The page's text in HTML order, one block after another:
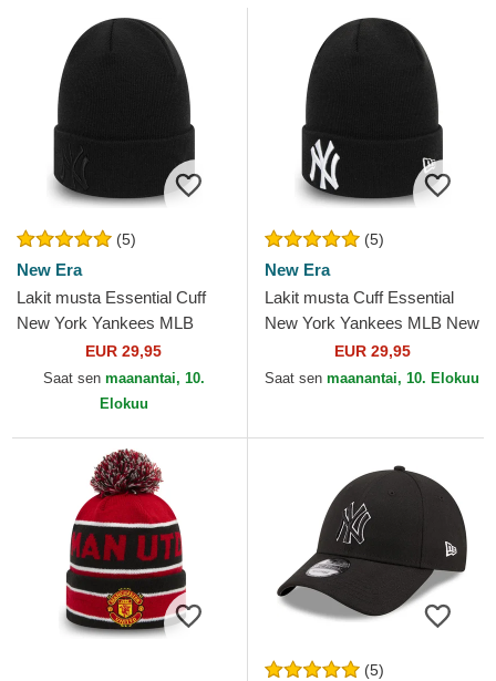
(5)
New Era
Lakit musta Essential Cuff
New York Yankees MLB
EUR 29,95
Saat sen maanantai, 10.
Elokuu
(5)
New Era
Lakit musta Cuff Essential
New York Yankees MLB New
EUR 29,95
Saat sen maanantai, 10. Elokuu
(5)